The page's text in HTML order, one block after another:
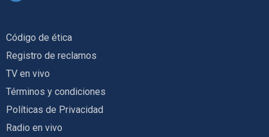
Código de ética
Registro de reclamos
TV en vivo
Términos y condiciones
Políticas de Privacidad
Radio en vivo